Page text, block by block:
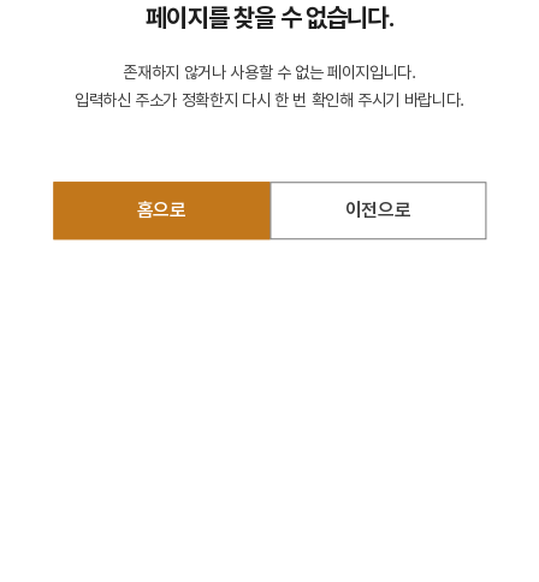
페이지를 찾을 수 없습니다.
존재하지 않거나 사용할 수 없는 페이지입니다.
입력하신 주소가 정확한지 다시 한 번 확인해 주시기 바랍니다.
홈으로 이전으로